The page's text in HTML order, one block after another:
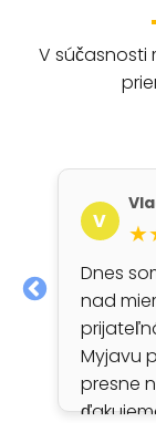
V
V
Dnes
nad
Myjavu
presne